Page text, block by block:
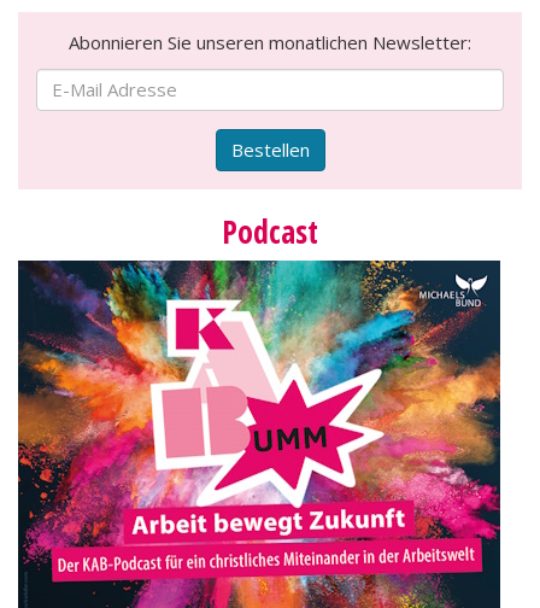
Abonnieren Sie unseren monatlichen Newsletter:
Bestellen
Podcast